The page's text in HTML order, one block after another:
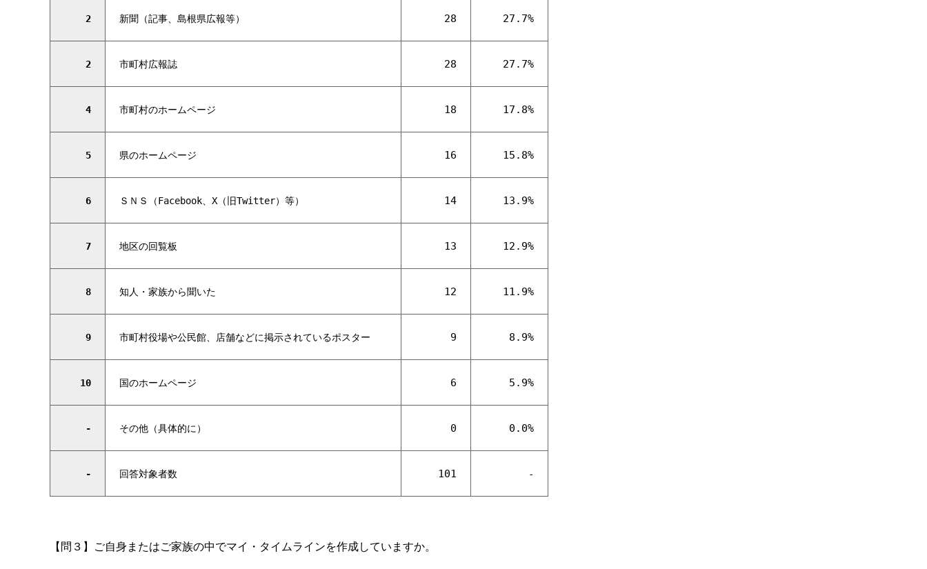
2 新聞（記事、島根県広報等） 28 27.7%
2 市町村広報誌 28 27.7%
4 市町村のホームページ 18 17.8%
5 県のホームページ 16 15.8%
6 ＳＮＳ（Facebook、X（旧Twitter）等） 14 13.9%
7 地区の回覧板 13 12.9%
8 知人・家族から聞いた 12 11.9%
9 市町村役場や公民館、店舗などに掲示されているポスター 9 8.9%
10 国のホームページ 6 5.9%
- その他（具体的に） 0 0.0%
- 回答対象者数 101 -
【問３】ご自身またはご家族の中でマイ・タイムラインを作成していますか。